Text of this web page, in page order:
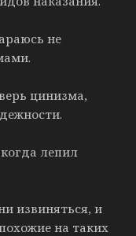
не
цинизма,
лепил
извиняться, и
на таких